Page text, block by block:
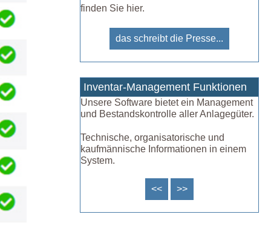
finden Sie hier.
das schreibt die Presse...
Inventar-Management Funktionen
Unsere Software bietet ein Management
und Bestandskontrolle aller Anlagegüter.
Technische, organisatorische und
kaufmännische Informationen in einem
System.
<< >>